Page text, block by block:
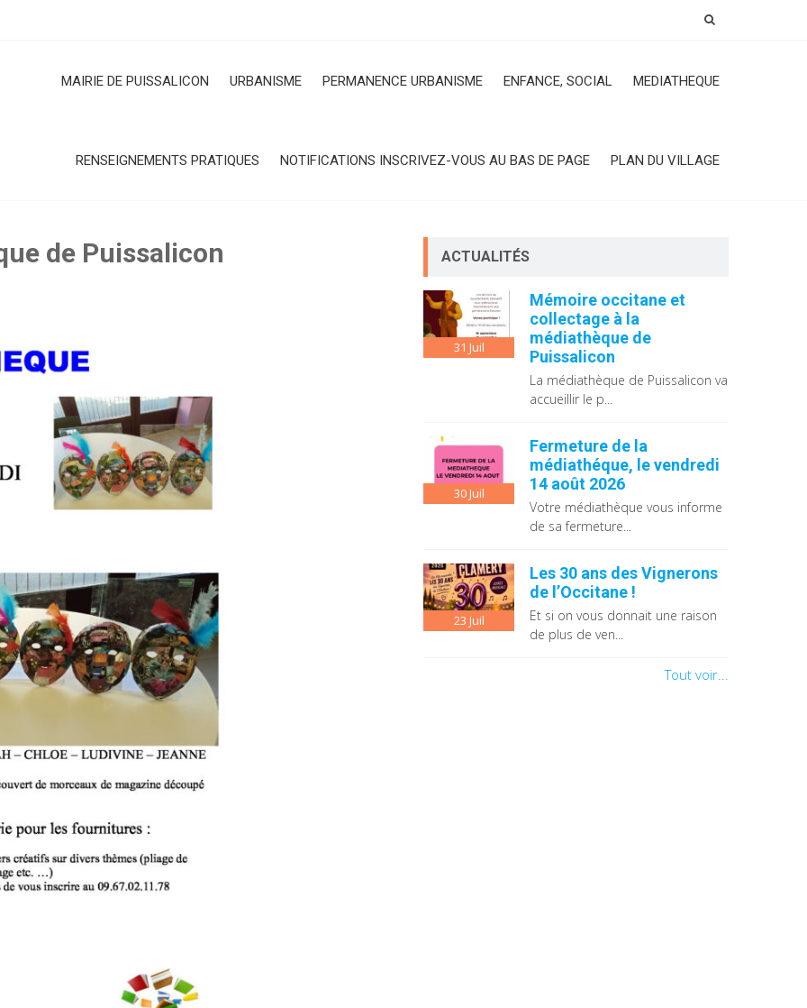
MAIRIE DE PUISSALICON URBANISME PERMANENCE URBANISME ENFANCE, SOCIAL MEDIATHEQUE
RENSEIGNEMENTS PRATIQUES NOTIFICATIONS INSCRIVEZ-VOUS AU BAS DE PAGE PLAN DU VILLAGE
de Puissalicon ACTUALITÉS
31 Juil
Mémoire occitane et
collectage à la
médiathèque de
Puissalicon
La médiathèque de Puissalicon va
accueillir le p...
30Juil
Fermeture de la
médiathéque, le vendredi
14 août 2026
Votre médiathèque vous informe
de sa fermeture...
23 Juil
Les 30 ans des Vignerons
de l’Occitane !
Et si on vous donnait une raison
de plus de ven...
Tout voir...